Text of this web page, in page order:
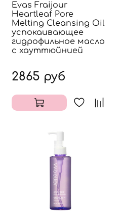
Evas Fraijour
Heartleaf Pore
Melting Cleansing Oil
успокаивающее
гидрофильное масло
с хауттюйнией
2865 руб